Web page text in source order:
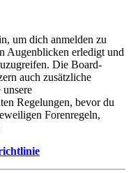
um dich anmelden zu
Augenblicken erledigt und
Die Board-
auch zusätzliche
Regelungen, bevor du
Forenregeln,